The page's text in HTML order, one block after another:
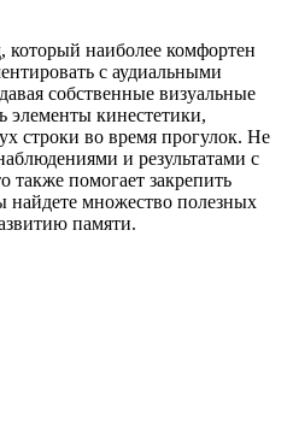
наиболее комфортен
с аудиальными
собственные визуальные
элементы кинестетики,
строки во время прогулок. Не
и результатами с
также помогает закрепить
найдете множество полезных
памяти.